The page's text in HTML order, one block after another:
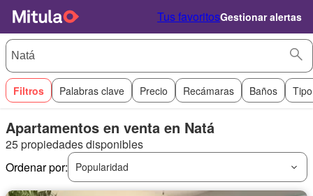
Tus favoritosGestionar alertas
Filtros Palabras clave Precio Recámaras Baños
Apartamentos en venta en Natá
25 propiedades disponibles
Ordenar por:
Popularidad